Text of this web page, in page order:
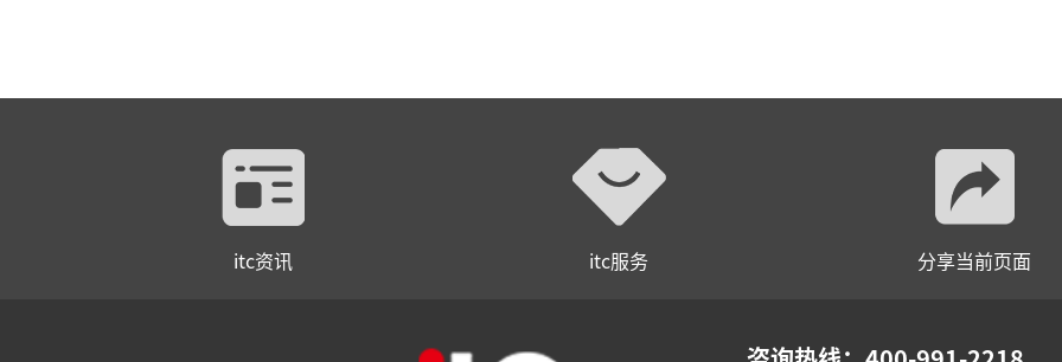
itc资讯 itc服务 分享当前页面